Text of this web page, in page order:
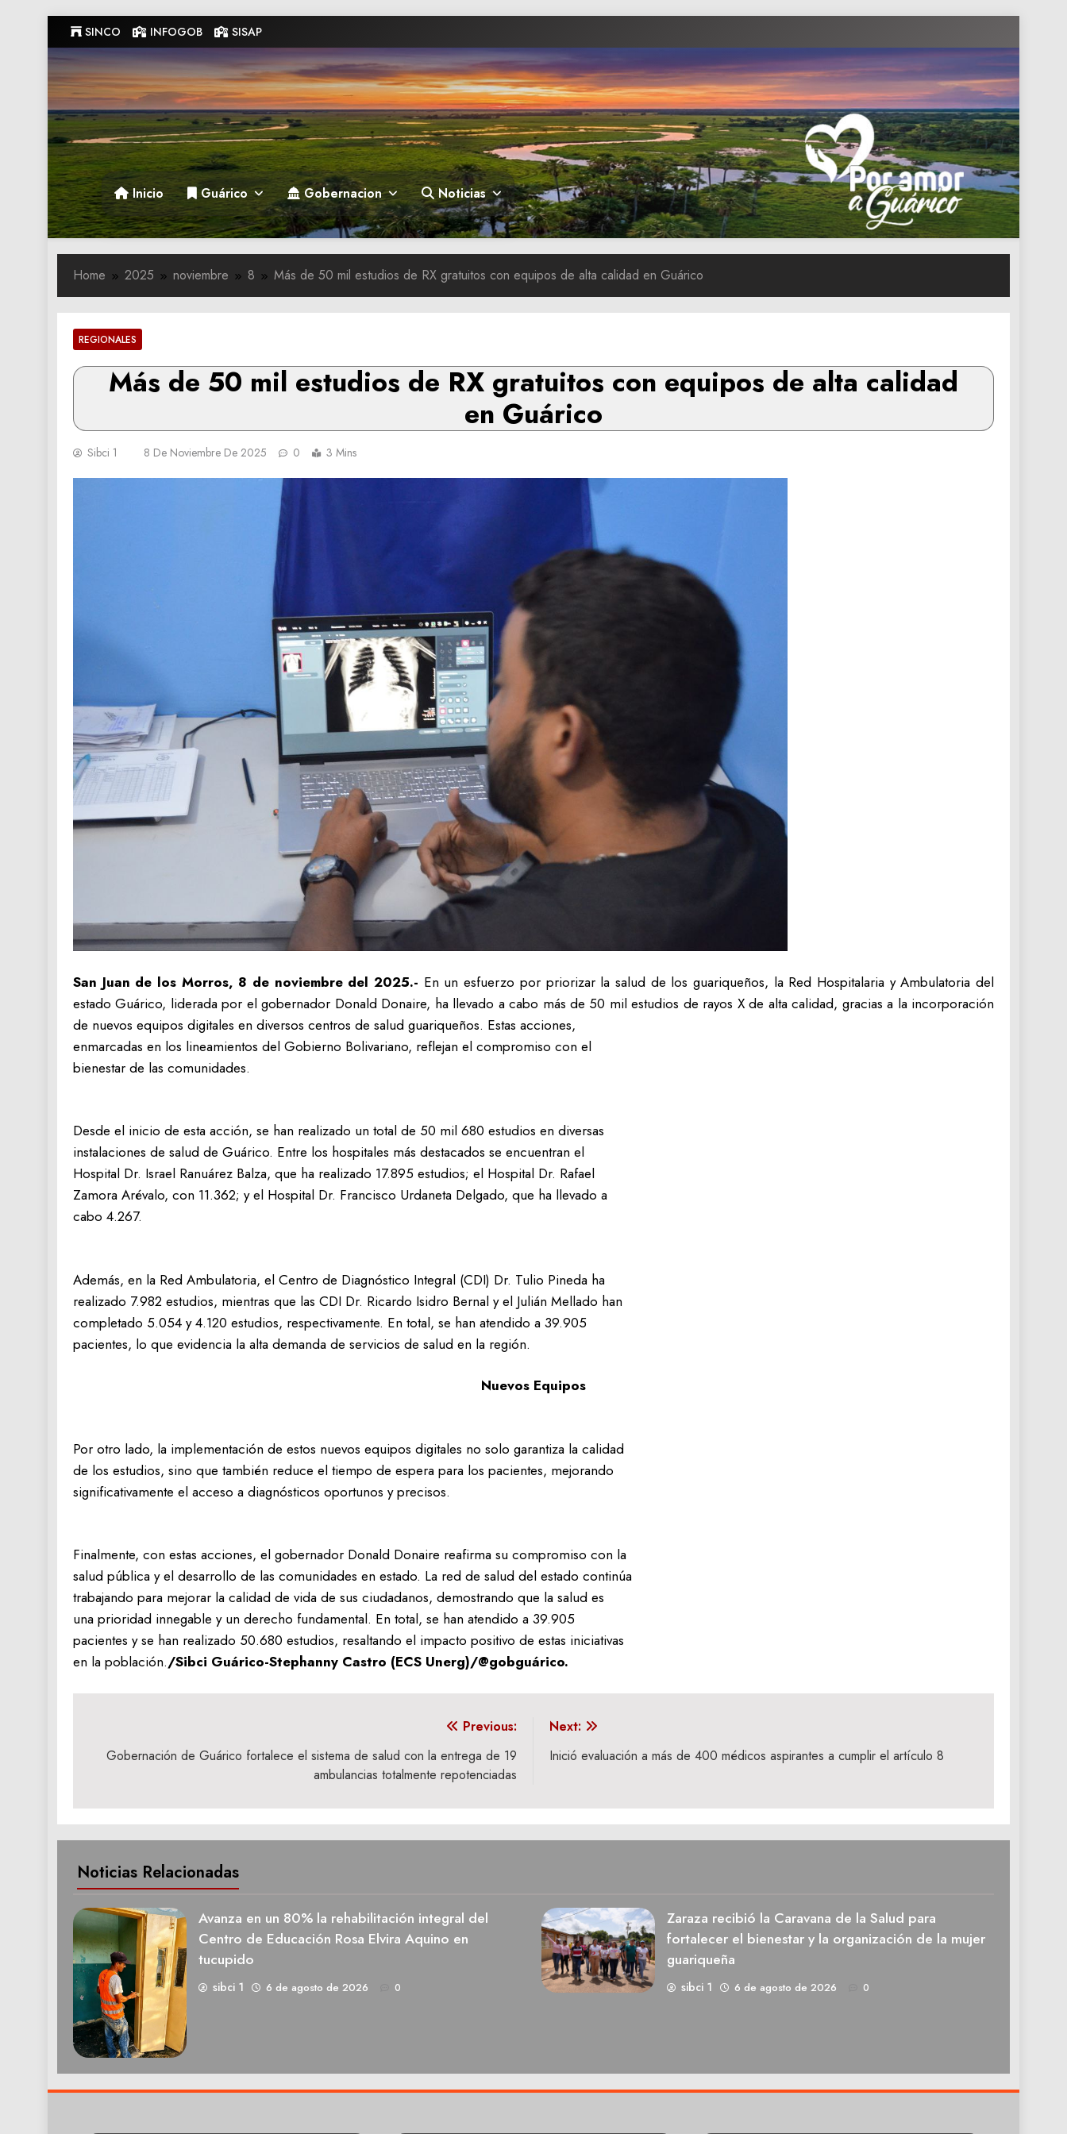
to
content
SINCO INFOGOB SISAP
Gobernacion de Guarico
Gobernacion de Guarico
Inicio Guárico Gobernacion Noticias
Home 2025 noviembre 8 Más de 50 mil estudios de RX gratuitos con equipos de alta calidad en Guárico
REGIONALES
Más de 50 mil estudios de RX gratuitos con equipos de alta calidad
en Guárico
Sibci 1 8 De Noviembre De 2025 0 3 Mins
San Juan de los Morros, 8 de noviembre del 2025.- En un esfuerzo por priorizar la salud de los guariqueños, la Red Hospitalaria y Ambulatoria del
estado Guárico, liderada por el gobernador Donald Donaire, ha llevado a cabo más de 50 mil estudios de rayos X de alta calidad, gracias a la incorporación
de nuevos equipos digitales en diversos centros de salud guariqueños. Estas acciones,
enmarcadas en los lineamientos del Gobierno Bolivariano, reflejan el compromiso con el
bienestar de las comunidades.
Desde el inicio de esta acción, se han realizado un total de 50 mil 680 estudios en diversas
instalaciones de salud de Guárico. Entre los hospitales más destacados se encuentran el
Hospital Dr. Israel Ranuárez Balza, que ha realizado 17.895 estudios; el Hospital Dr. Rafael
Zamora Arévalo, con 11.362; y el Hospital Dr. Francisco Urdaneta Delgado, que ha llevado a
cabo 4.267.
Además, en la Red Ambulatoria, el Centro de Diagnóstico Integral (CDI) Dr. Tulio Pineda ha
realizado 7.982 estudios, mientras que las CDI Dr. Ricardo Isidro Bernal y el Julián Mellado han
completado 5.054 y 4.120 estudios, respectivamente. En total, se han atendido a 39.905
pacientes, lo que evidencia la alta demanda de servicios de salud en la región.
Nuevos Equipos
Por otro lado, la implementación de estos nuevos equipos digitales no solo garantiza la calidad
de los estudios, sino que también reduce el tiempo de espera para los pacientes, mejorando
significativamente el acceso a diagnósticos oportunos y precisos.
Finalmente, con estas acciones, el gobernador Donald Donaire reafirma su compromiso con la
salud pública y el desarrollo de las comunidades en estado. La red de salud del estado continúa
trabajando para mejorar la calidad de vida de sus ciudadanos, demostrando que la salud es
una prioridad innegable y un derecho fundamental. En total, se han atendido a 39.905
pacientes y se han realizado 50.680 estudios, resaltando el impacto positivo de estas iniciativas
en la población./Sibci Guárico-Stephanny Castro (ECS Unerg)/@gobguárico.
de
Previous:
Gobernación de Guárico fortalece el sistema de salud con la entrega de 19
ambulancias totalmente repotenciadas
Next:
Inició evaluación a más de 400 médicos aspirantes a cumplir el artículo 8
Noticias Relacionadas
Avanza en un 80% la rehabilitación integral del
Centro de Educación Rosa Elvira Aquino en
tucupido
sibci 1 6 de agosto de 2026 0
Zaraza recibió la Caravana de la Salud para
fortalecer el bienestar y la organización de la mujer
guariqueña
sibci 1 6 de agosto de 2026 0